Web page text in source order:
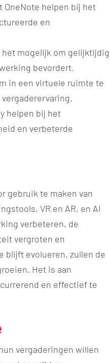
OneNote helpen bij het
en
het mogelijk om gelijktijdig
bevordert.
in een virtuele ruimte te
helpen bij het
en verbeterde
gebruik te maken van
VR en AR, en AI
verbeteren, de
vergroten en
blijft evolueren, zullen de
Het is aan
en effectief te
vergaderingen willen